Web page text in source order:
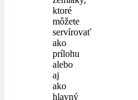
ktoré
môžete
servírovať
ako
prílohu
alebo
aj
ako
hlavný